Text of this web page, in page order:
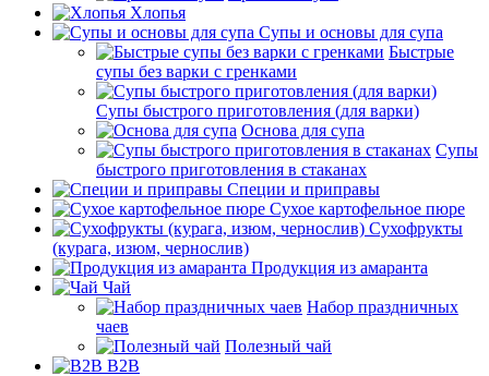
Хлопья
Супы и основы для супа
Быстрые
супы без варки с гренками
Супы быстрого приготовления (для варки)
Основа для супа
Супы
быстрого приготовления в стаканах
Специи и приправы
Сухое картофельное пюре
Сухофрукты
(курага, изюм, чернослив)
Продукция из амаранта
Чай
Набор праздничных
чаев
Полезный чай
B2B